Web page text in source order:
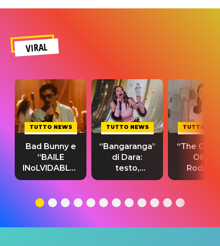
VIRAL
TUTTO NEWS
Bad Bunny e
“BAILE
INoLVIDABLE”:
testo,
significato
TUTTO NEWS
“Bangaranga”
di Dara:
testo,
traduzione e
del singolo
TUTTO
“The
Olivia
testo,